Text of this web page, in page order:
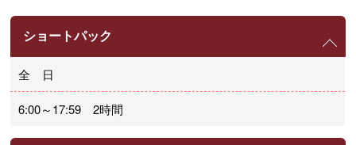
ショートパック
全 日
6:00～17:59 2時間